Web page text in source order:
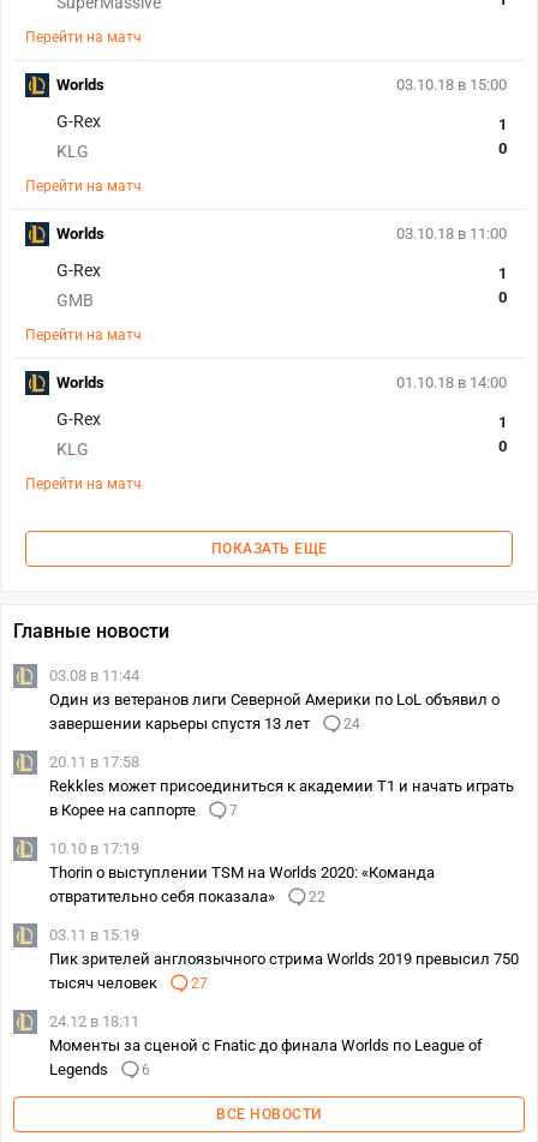
Перейти на матч
03.10.18 в 15:00
G-Rex
KLG
1
0
Перейти на матч
Worlds
03.10.18 в 11:00
G-Rex
GMB
1
0
Перейти на матч
Worlds
01.10.18 в 14:00
G-Rex
KLG
1
0
Перейти на матч
Worlds
ПОКАЗАТЬ ЕЩЕ
Главные новости
03.08 в 11:44
Один из ветеранов лиги Северной Америки по LoL объявил о
завершении карьеры спустя 13 лет
24
20.11 в 17:58
Rekkles может присоединиться к академии T1 и начать играть
в Корее на саппорте
7
10.10 в 17:19
Thorin о выступлении TSM на Worlds 2020: «Команда
отвратительно себя показала»
22
03.11 в 15:19
Пик зрителей англоязычного стрима Worlds 2019 превысил 750
тысяч человек
27
24.12 в 18:11
Моменты за сценой с Fnatic до финала Worlds по League of
Legends
6
ВСЕ НОВОСТИ